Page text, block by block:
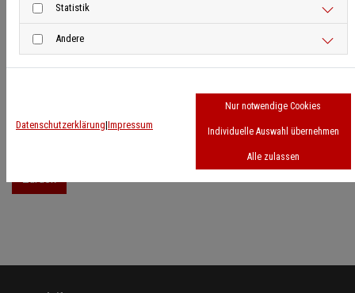
Zurück
15.02.2025:Five-a-Side Einführungsveranstaltungin Oldenburg
Anmeldungen sind über den Seminarkalender in nuLiga möglich.
Statistik
Andere
Datenschutzerklärung|Impressum
Nur notwendige Cookies
Individuelle Auswahl übernehmen
Alle zulassen